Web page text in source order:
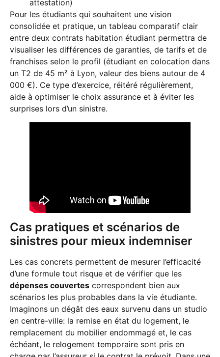
attestation)
Pour les étudiants qui souhaitent une vision
consolidée et pratique, un tableau comparatif clair
entre deux contrats habitation étudiant permettra de
visualiser les différences de garanties, de tarifs et de
franchises selon le profil (étudiant en colocation dans
un T2 de 45 m² à Lyon, valeur des biens autour de 4
000 €). Ce type d’exercice, réitéré régulièrement,
aide à optimiser le choix assurance et à éviter les
surprises lors d’un sinistre.
Cas pratiques et scénarios de
sinistres pour mieux indemniser
Les cas concrets permettent de mesurer l’efficacité
d’une formule tout risque et de vérifier que les
dépenses couvertes correspondent bien aux
scénarios les plus probables dans la vie étudiante.
Imaginons un dégât des eaux survenu dans un studio
en centre-ville: la remise en état du logement, le
remplacement du mobilier endommagé et, le cas
échéant, le relogement temporaire sont pris en